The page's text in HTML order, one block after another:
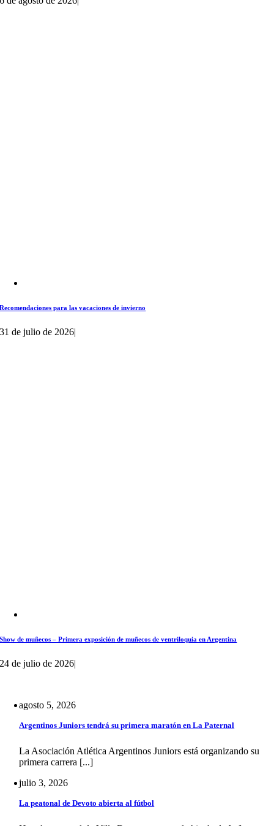
Recomendaciones para las vacaciones de invierno
31 de julio de 2026|
Show de muñecos – Primera exposición de muñecos de ventriloquia en Argentina
24 de julio de 2026|
agosto 5, 2026
Argentinos Juniors tendrá su primera maratón en La Paternal
La Asociación Atlética Argentinos Juniors está organizando su
primera carrera [...]
julio 3, 2026
La peatonal de Devoto abierta al fútbol